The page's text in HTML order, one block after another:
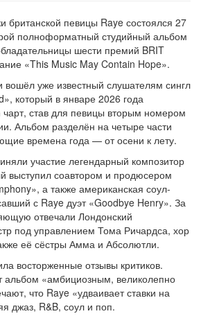
британской певицы Raye состоялся 27
полноформатный студийный альбом
шести премий BRIT
«This Music May Contain Hope».
вошёл уже известный слушателям сингл
который в январе 2026 года
чарт, став для певицы вторым номером
Альбом разделён на четыре части
времена года — от осени к лету.
участие легендарный композитор
выступил соавтором и продюсером
а также американская соул-
с Raye дуэт «Goodbye Henry». За
отвечали Лондонский
под управлением Тома Ричардса, хор
её сёстры Амма и Абсолютли.
восторженные отзывы критиков.
альбом «амбициозным, великолепно
что Raye «удваивает ставки на
джаз, R&B, соул и поп.